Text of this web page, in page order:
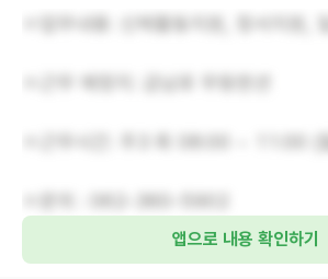
앱으로 내용 확인하기